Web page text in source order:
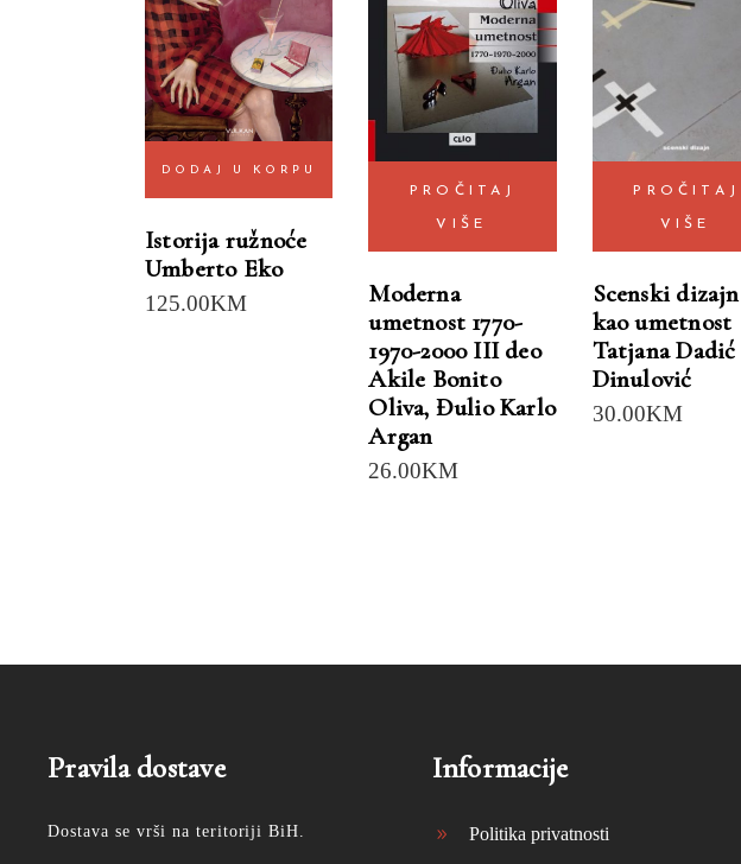
DODAJ U KORPU
Istorija ružnoće
Umberto Eko
125.00KM
PROČITAJ
VIŠE
Moderna
umetnost 1770-
1970-2000 III deo
Akile Bonito
Oliva, Đulio Karlo
Argan
26.00KM
PROČITAJ
VIŠE
Scenski dizajn
kao umetnost
Tatjana Dadić
Dinulović
30.00KM
Pravila dostave
Dostava se vrši na teritoriji BiH.
Informacije
Politika privatnosti